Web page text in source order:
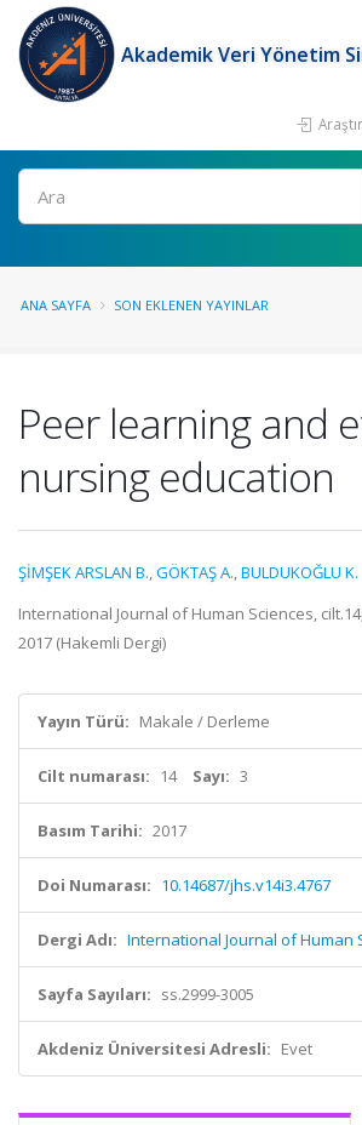
Akademik Veri Yönetim
Ara
ANA SAYFA SON EKLENEN YAYINLAR
Peer learning and
nursing education
ŞİMŞEK ARSLAN B.,GÖKTAŞ A.,BULDUKOĞLU K.
International Journal of Human Sciences,
2017 (Hakemli Dergi)
Yayın Türü: Makale / Derleme
Cilt numarası: 14 Sayı: 3
Basım Tarihi: 2017
Doi Numarası: 10.14687/jhs.v14i3.4767
Dergi Adı: International Journal of Human
Sayfa Sayıları: ss.2999-3005
Akdeniz Üniversitesi Adresli: Evet